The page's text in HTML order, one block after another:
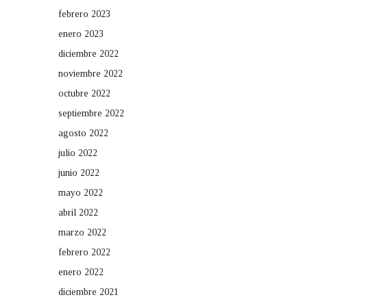
febrero 2023
enero 2023
diciembre 2022
noviembre 2022
octubre 2022
septiembre 2022
agosto 2022
julio 2022
junio 2022
mayo 2022
abril 2022
marzo 2022
febrero 2022
enero 2022
diciembre 2021